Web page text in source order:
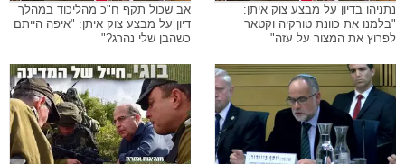
נתניהו בדיון על מבצע צוק איתן:
"בלמנו את כוונת טורקיה וקטאר
לפרוץ את המצור על עזה"
אב שכול תקף ח"כ מהליכוד במהלך
דיון על מבצע צוק איתן: "איפה הייתם
כשהבן שלי נהרג?"